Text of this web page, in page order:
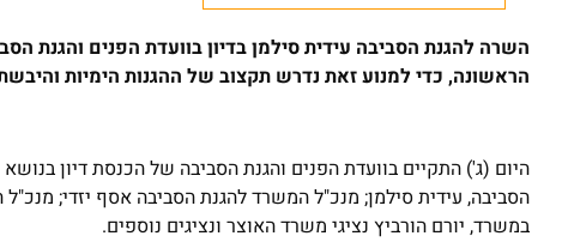
השרה להגנת הסביבה עידית סילמן בדיון בוועדת הפנים והגנת
הראשונה, כדי למנוע זאת נדרש תקצוב של ההגנות הימיות והיבשתיות בסכום
היום (ג') התקיים בוועדת הפנים והגנת הסביבה של הכנסת דיון
הסביבה, עידית סילמן; מנכ"ל המשרד להגנת הסביבה אסף יזדי;
במשרד, יורם הורביץ נציגי משרד האוצר ונציגים נוספים.